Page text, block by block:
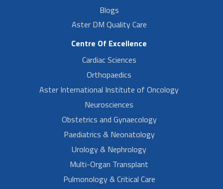
Blogs
Aster DM Quality Care
Centre Of Excellence
Cardiac Sciences
Orthopaedics
Aster International Institute of Oncology
Neurosciences
Obstetrics and Gynaecology
Paediatrics & Neonatology
Urology & Nephrology
Multi-Organ Transplant
Pulmonology & Critical Care